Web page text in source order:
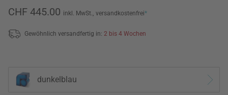
CHF 445.00 inkl. MwSt., versandkostenfrei*
Gewöhnlich versandfertig in: 2 bis 4 Wochen
dunkelblau